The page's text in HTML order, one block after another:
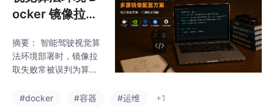
Hub、NVIDIA NGC、Q
uay等多源镜像。针对
化失败等问题，建议采
用毫秒镜像(1ms.run)统
一加速多源镜像分发，
置方案，并给出三层部
ocker 镜像拉取
摘要： 智能驾驶视觉算
法环境部署时，镜像拉
取失败常被误判为算法
一多源镜像入口（Dock
#docker #容器 #运维 +1